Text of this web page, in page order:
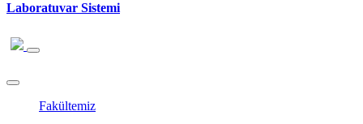
Laboratuvar Sistemi
Fakültemiz